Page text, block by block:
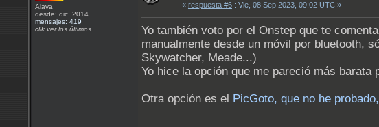
Alava
desde: dic, 2014
mensajes: 419
clik ver los últimos
« respuesta #6 : Vie, 08 Sep 2023, 09:02 UTC »
Yo también voto por el Onstep que te
manualmente desde un móvil por bluetooth,
Skywatcher, Meade...)
Yo hice la opción que me pareció más
Otra opción es el PicGoto, que no he